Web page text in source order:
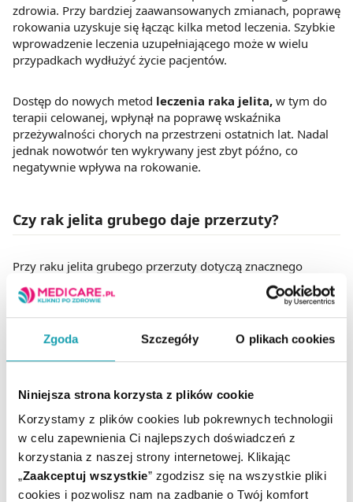
Zgoda Szczegóły O plikach cookies
Niniejsza strona korzysta z plików cookie
Korzystamy z plików cookies lub pokrewnych technologii
w celu zapewnienia Ci najlepszych doświadczeń z
korzystania z naszej strony internetowej. Klikając
„Zaakceptuj wszystkie” zgodzisz się na wszystkie pliki
cookies i pozwolisz nam na zadbanie o Twój komfort
zdrowia. Przy bardziej zaawansowanych zmianach, poprawę
rokowania uzyskuje się łącząc kilka metod leczenia. Szybkie
wprowadzenie leczenia uzupełniającego może w wielu
przypadkach wydłużyć życie pacjentów.
Dostęp do nowych metod leczenia raka jelita, w tym do
terapii celowanej, wpłynął na poprawę wskaźnika
przeżywalności chorych na przestrzeni ostatnich lat. Nadal
jednak nowotwór ten wykrywany jest zbyt późno, co
negatywnie wpływa na rokowanie.
Czy rak jelita grubego daje przerzuty?
Przy raku jelita grubego przerzuty dotyczą znacznego
odsetka pacjentów. W pierwszej kolejności przerzuty
najczęściej pojawiają się w węzłach chłonnych. Pierwszym
objawem choroby, który może zostać zauważony przez
chorego jest czasami właśnie
wyczuwalny guz
w
pachwinie. Przerzuty do okolicznych węzłów chłonnych
obserwuje się u około 30% pacjentów. W bardziej
przerzuty odległe. Zazwyczaj rozwijają się one w jamie
brzusznej, a dokładniej w wątrobie. Ze względu na późne
wykrywanie choroby, u 20-25% pacjentów w momencie
postawienia diagnozy obecne są już przerzuty odległe. W
połowie przypadków dotyczą one właśnie wątroby. Rak
jelita dość często daje też przerzuty do płuc.